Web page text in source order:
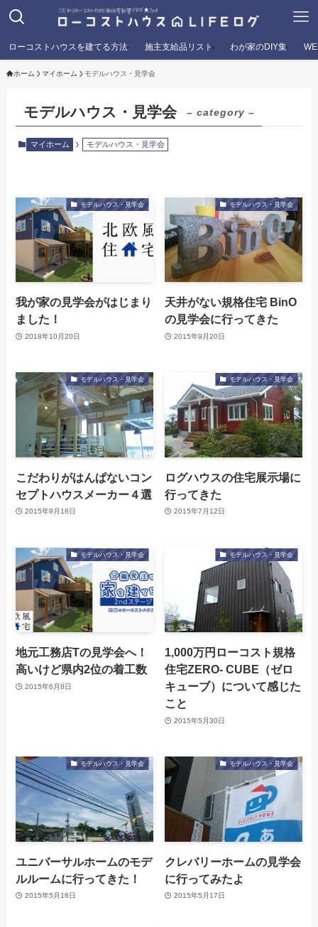
ローコストハウスを建てる方法 施主支給品リスト わが家のDIY集
ホーム マイホーム モデルハウス・見学会
モデルハウス・見学会 – category –
マイホーム モデルハウス・見学会
モデルハウス・見学会
我が家の見学会がはじまり
ました！
2018年10月20日
モデルハウス・見学会
天井がない規格住宅 BinO
の見学会に行ってきた
2015年9月20日
モデルハウス・見学会
こだわりがはんぱないコン
セプトハウスメーカー４選
2015年9月18日
モデルハウス・見学会
ログハウスの住宅展示場に
行ってきた
2015年7月12日
モデルハウス・見学会
地元工務店Tの見学会へ！
高いけど県内2位の着工数
2015年6月8日
モデルハウス・見学会
1,000万円ローコスト規格
住宅ZERO- CUBE（ゼロ
キューブ）について感じた
こと
2015年5月30日
モデルハウス・見学会
ユニバーサルホームのモデ
ルルームに行ってきた！
2015年5月18日
モデルハウス・見学会
クレバリーホームの見学会
に行ってみたよ
2015年5月17日